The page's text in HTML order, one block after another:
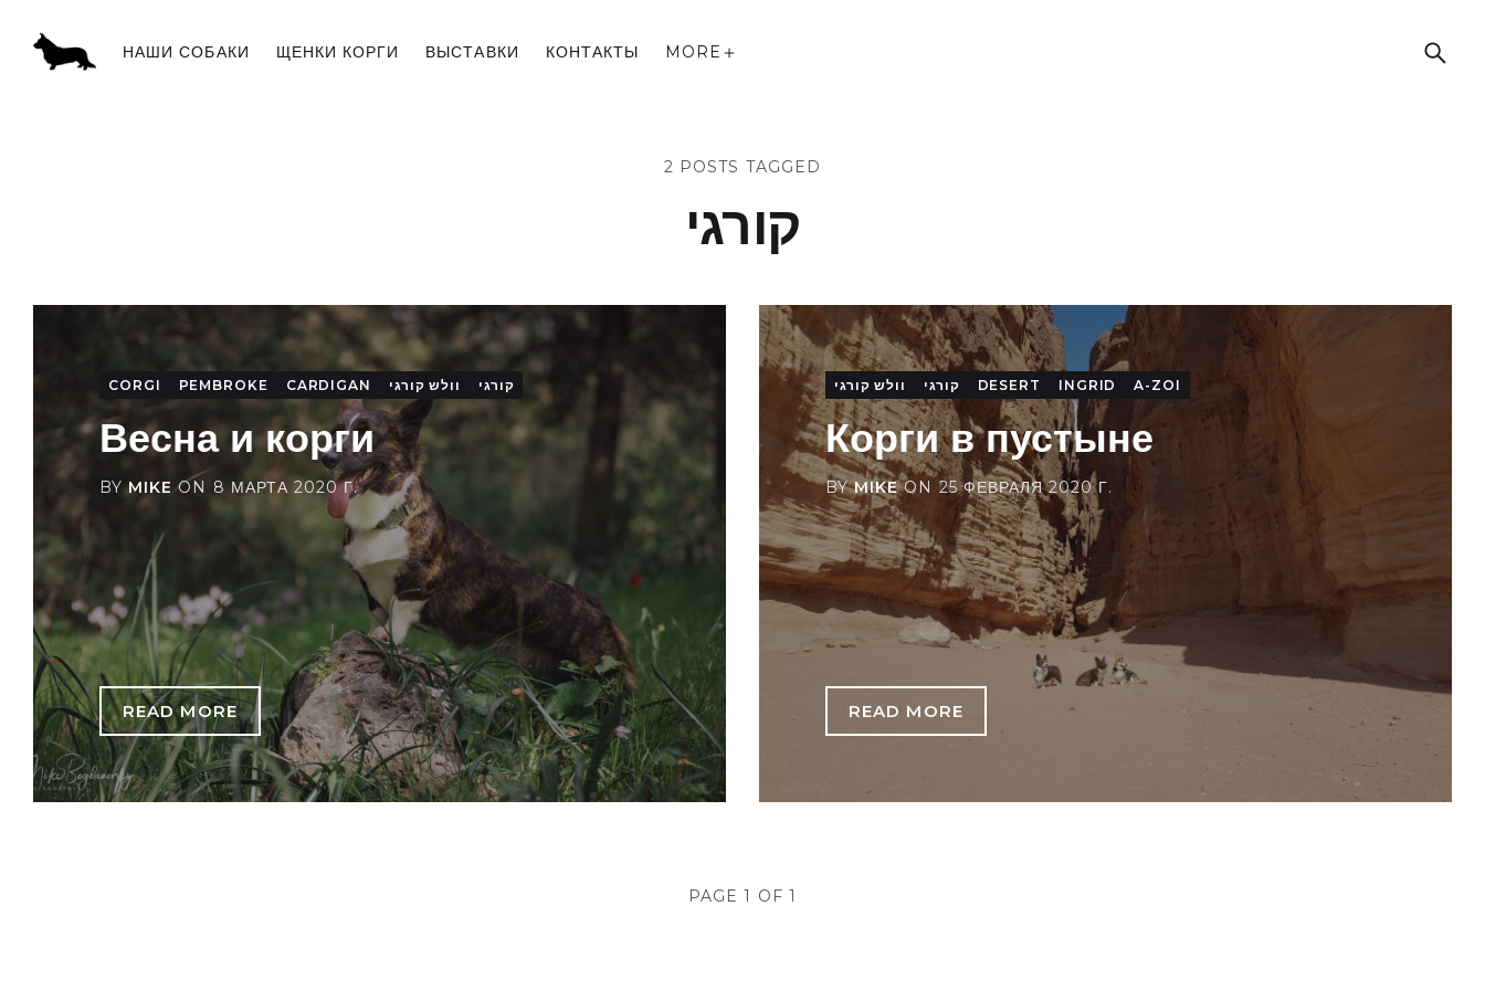
НАШИ СОБАКИ ЩЕНКИ КОРГИ ВЫСТАВКИ КОНТАКТЫ MORE
2 POSTS TAGGED
קורגי
CORGI PEMBROKE CARDIGAN וולש קורגי קורגי
Весна и корги
BYMIKEON 8 МАРТА 2020 Г.
READ MORE
וולש קורגי קורגי DESERT INGRID A-ZOI
Корги в пустыне
BYMIKEON 25 ФЕВРАЛЯ 2020 Г.
READ MORE
PAGE 1 OF 1